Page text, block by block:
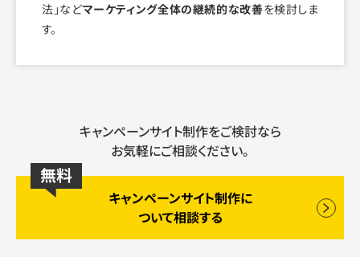
法」などマーケティング全体の継続的な改善を検討しま
す。
キャンペーンサイト制作をご検討なら
お気軽にご相談ください。
無料
キャンペーンサイト制作に
ついて相談する